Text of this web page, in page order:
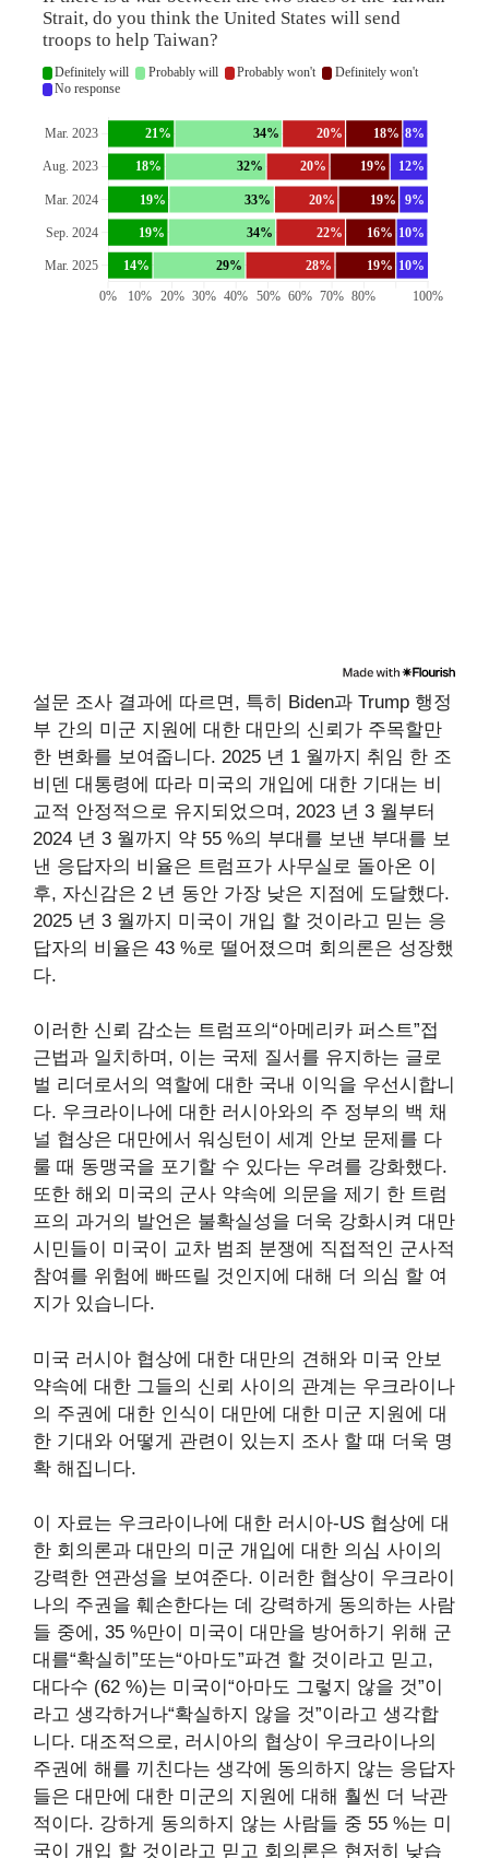
설문 조사 결과에 따르면, 특히 Biden과 Trump 행정
부 간의 미군 지원에 대한 대만의 신뢰가 주목할만
한 변화를 보여줍니다. 2025 년 1 월까지 취임 한 조
비덴 대통령에 따라 미국의 개입에 대한 기대는 비
교적 안정적으로 유지되었으며, 2023 년 3 월부터
2024 년 3 월까지 약 55 %의 부대를 보낸 부대를 보
낸 응답자의 비율은 트럼프가 사무실로 돌아온 이
후, 자신감은 2 년 동안 가장 낮은 지점에 도달했다.
2025 년 3 월까지 미국이 개입 할 것이라고 믿는 응
답자의 비율은 43 %로 떨어졌으며 회의론은 성장했
다.
이러한 신뢰 감소는 트럼프의“아메리카 퍼스트”접
근법과 일치하며, 이는 국제 질서를 유지하는 글로
벌 리더로서의 역할에 대한 국내 이익을 우선시합니
다. 우크라이나에 대한 러시아와의 주 정부의 백 채
널 협상은 대만에서 워싱턴이 세계 안보 문제를 다
룰 때 동맹국을 포기할 수 있다는 우려를 강화했다.
또한 해외 미국의 군사 약속에 의문을 제기 한 트럼
프의 과거의 발언은 불확실성을 더욱 강화시켜 대만
시민들이 미국이 교차 범죄 분쟁에 직접적인 군사적
참여를 위험에 빠뜨릴 것인지에 대해 더 의심 할 여
지가 있습니다.
미국 러시아 협상에 대한 대만의 견해와 미국 안보
약속에 대한 그들의 신뢰 사이의 관계는 우크라이나
의 주권에 대한 인식이 대만에 대한 미군 지원에 대
한 기대와 어떻게 관련이 있는지 조사 할 때 더욱 명
확 해집니다.
이 자료는 우크라이나에 대한 러시아-US 협상에 대
한 회의론과 대만의 미군 개입에 대한 의심 사이의
강력한 연관성을 보여준다. 이러한 협상이 우크라이
나의 주권을 훼손한다는 데 강력하게 동의하는 사람
들 중에, 35 %만이 미국이 대만을 방어하기 위해 군
대를“확실히”또는“아마도”파견 할 것이라고 믿고,
대다수 (62 %)는 미국이“아마도 그렇지 않을 것”이
라고 생각하거나“확실하지 않을 것”이라고 생각합
니다. 대조적으로, 러시아의 협상이 우크라이나의
주권에 해를 끼친다는 생각에 동의하지 않는 응답자
들은 대만에 대한 미군의 지원에 대해 훨씬 더 낙관
적이다. 강하게 동의하지 않는 사람들 중 55 %는 미
국이 개입 할 것이라고 믿고 회의론은 현저히 낮습